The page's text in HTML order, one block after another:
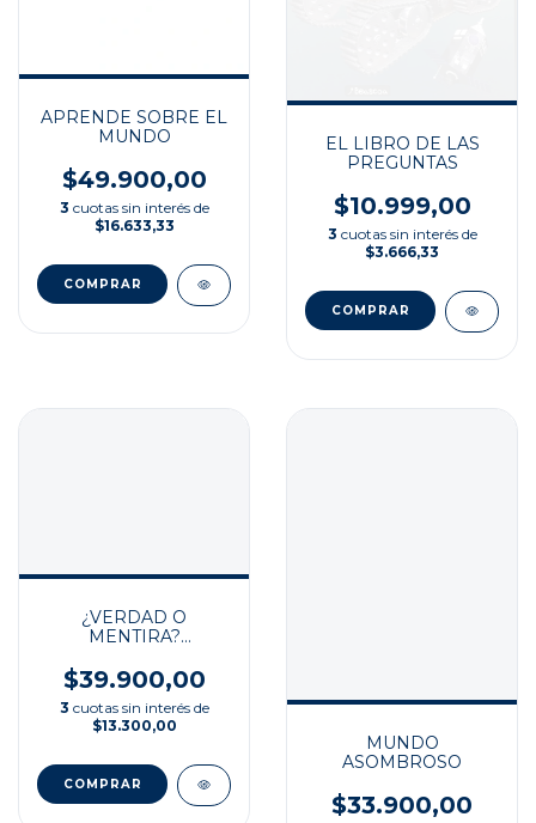
APRENDE SOBRE EL
MUNDO
$49.900,00
3 cuotas sin interés de
$16.633,33
EL LIBRO DE LAS
PREGUNTAS
$10.999,00
3 cuotas sin interés de
$3.666,33
¿VERDAD O
MENTIRA?
HISTORIA
$39.900,00
3 cuotas sin interés de
$13.300,00
MUNDO
ASOMBROSO
$33.900,00